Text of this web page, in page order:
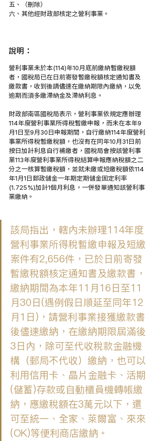
五、（刪除）
六、其他經財政部核定之營利事業。
說明：
營利事業未於本(114)年10月底前繳納暫繳稅額
者，國稅局已在日前寄發暫繳稅額核定通知書及
繳款書，收到後請儘速在繳納期限內繳納，以免
逾期而須多繳滯納金及滯納利息。
財政部南區國稅局表示，營利事業依規定應辦理
114年度營利事業所得稅暫繳申報，而未在本年9
月1日至9月30日申報期間，自行繳納114年度營利
事業所得稅暫繳稅額，也沒有在同年10月31日前
按日加計利息自行補繳者，國稅局會按該營利事
業113年度營利事業所得稅結算申報應納稅額之二
分之一核算暫繳稅額，並就未繳或短繳稅額依114
年1月1日郵政儲金一年期定期儲金固定利率
(1.725%)加計1個月利息，一併發單通知該營利事
業繳納。
該局指出，轄內未辦理114年度
營利事業所得稅暫繳申報及短繳
案件有2,656件，已於日前寄發
暫繳稅額核定通知書及繳款書，
繳納期間為本年11月16日至11
月30日(遇例假日順延至同年12
月1日)，請營利事業接獲繳款書
後儘速繳納，在繳納期限屆滿後
3日內，除可至代收稅款金融機
構（郵局不代收）繳納，也可以
利用信用卡、晶片金融卡、活期
(儲蓄)存款或自動櫃員機轉帳繳
納，應繳稅額在3萬元以下，還
可至統一、全家、萊爾富、來來
(OK)等便利商店繳納。